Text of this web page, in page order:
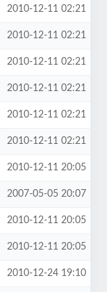
2010-12-11 02:21
2010-12-11 02:21
2010-12-11 02:21
2010-12-11 02:21
2010-12-11 02:21
2010-12-11 02:21
2010-12-11 20:05
2007-05-05 20:07
2010-12-11 20:05
2010-12-11 20:05
2010-12-24 19:10